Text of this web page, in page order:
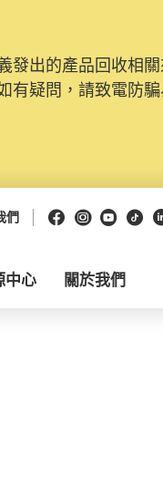
發出的產品回收相
有疑問，請致電防
們 Facebook 抖
中心 關於我們